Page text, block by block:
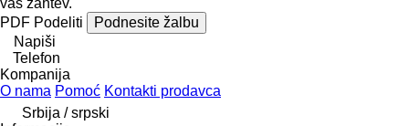
PDF Podeliti
Podnesite žalbu
Napiši
Telefon
Kompanija
O nama Pomoć Kontakti prodavca
Srbija / srpski